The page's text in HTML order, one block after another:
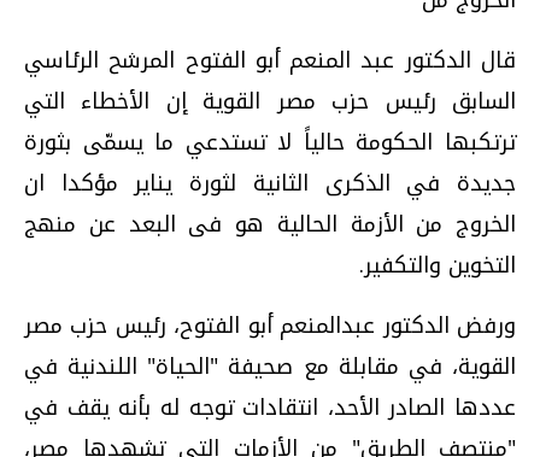
قال الدكتور عبد المنعم أبو الفتوح المرشح الرئاسي
السابق رئيس حزب مصر القوية إن الأخطاء التي
ترتكبها الحكومة حالياً لا تستدعي ما يسمّى بثورة
جديدة في الذكرى الثانية لثورة يناير مؤكدا ان
الخروج من الأزمة الحالية هو فى البعد عن منهج
التخوين والتكفير.
ورفض الدكتور عبدالمنعم أبو الفتوح، رئيس حزب مصر
القوية، في مقابلة مع صحيفة "الحياة" اللندنية في
عددها الصادر الأحد، انتقادات توجه له بأنه يقف في
"منتصف الطريق" من الأزمات التي تشهدها مصر،